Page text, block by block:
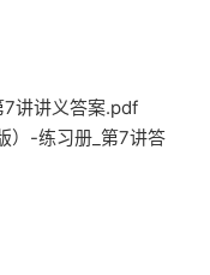
7讲讲义答案.pdf
）-练习册_第7讲答